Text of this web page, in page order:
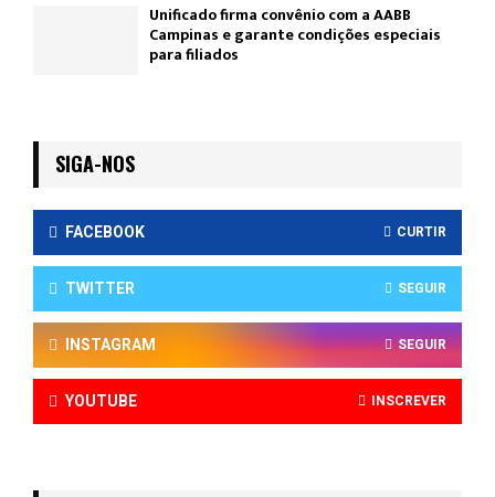
Unificado firma convênio com a AABB
Campinas e garante condições especiais
para filiados
SIGA-NOS
FACEBOOK CURTIR
TWITTER SEGUIR
INSTAGRAM SEGUIR
YOUTUBE INSCREVER